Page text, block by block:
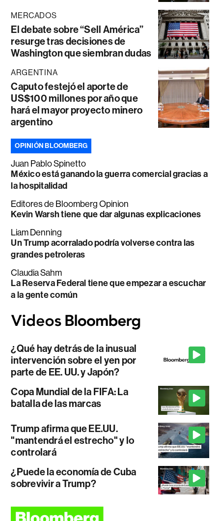
MERCADOS
El debate sobre “Sell América”
resurge tras decisiones de
Washington que siembran dudas
ARGENTINA
Caputo festejó el aporte de
US$100 millones por año que
hará el mayor proyecto minero
argentino
OPINIÓN BLOOMBERG
Juan Pablo Spinetto
México está ganando la guerra comercial gracias a
la hospitalidad
Editores de Bloomberg Opinion
Kevin Warsh tiene que dar algunas explicaciones
Liam Denning
Un Trump acorralado podría volverse contra las
grandes petroleras
Claudia Sahm
La Reserva Federal tiene que empezar a escuchar
a la gente común
¿Qué hay detrás de la inusual
intervención sobre el yen por
parte de EE. UU. y Japón?
Copa Mundial de la FIFA: La
batalla de las marcas
Trump afirma que EE.UU.
"mantendrá el estrecho" y lo
controlará
¿Puede la economía de Cuba
sobrevivir a Trump?